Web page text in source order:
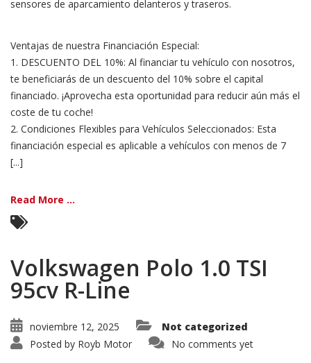
sensores de aparcamiento delanteros y traseros.
Ventajas de nuestra Financiación Especial:
1. DESCUENTO DEL 10%: Al financiar tu vehículo con nosotros,
te beneficiarás de un descuento del 10% sobre el capital
financiado. ¡Aprovecha esta oportunidad para reducir aún más el
coste de tu coche!
2. Condiciones Flexibles para Vehículos Seleccionados: Esta
financiación especial es aplicable a vehículos con menos de 7
[...]
Read More ...
Volkswagen Polo 1.0 TSI
95cv R-Line
noviembre 12, 2025
Not categorized
Posted by Royb Motor No comments yet